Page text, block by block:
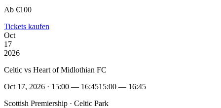
Ab €100
Tickets kaufen
Oct
17
2026
Celtic vs Heart of Midlothian FC
Oct 17, 2026 · 15:00 — 16:4515:00 — 16:45
Scottish Premiership · Celtic Park